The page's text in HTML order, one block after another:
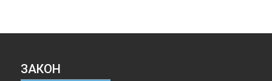
ЗАКОН